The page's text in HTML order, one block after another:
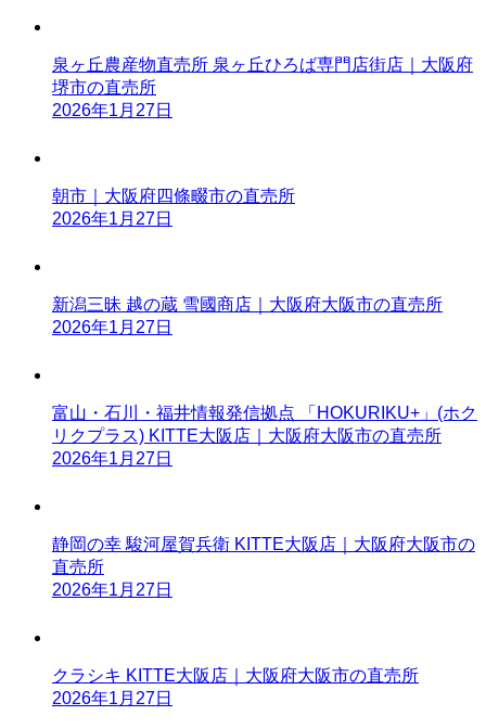
泉ヶ丘農産物直売所 泉ヶ丘ひろば専門店街店｜大阪府
堺市の直売所
2026年1月27日
朝市｜大阪府四條畷市の直売所
2026年1月27日
新潟三昧 越の蔵 雪國商店｜大阪府大阪市の直売所
2026年1月27日
富山・石川・福井情報発信拠点 「HOKURIKU+」(ホク
リクプラス) KITTE大阪店｜大阪府大阪市の直売所
2026年1月27日
静岡の幸 駿河屋賀兵衛 KITTE大阪店｜大阪府大阪市の
直売所
2026年1月27日
クラシキ KITTE大阪店｜大阪府大阪市の直売所
2026年1月27日